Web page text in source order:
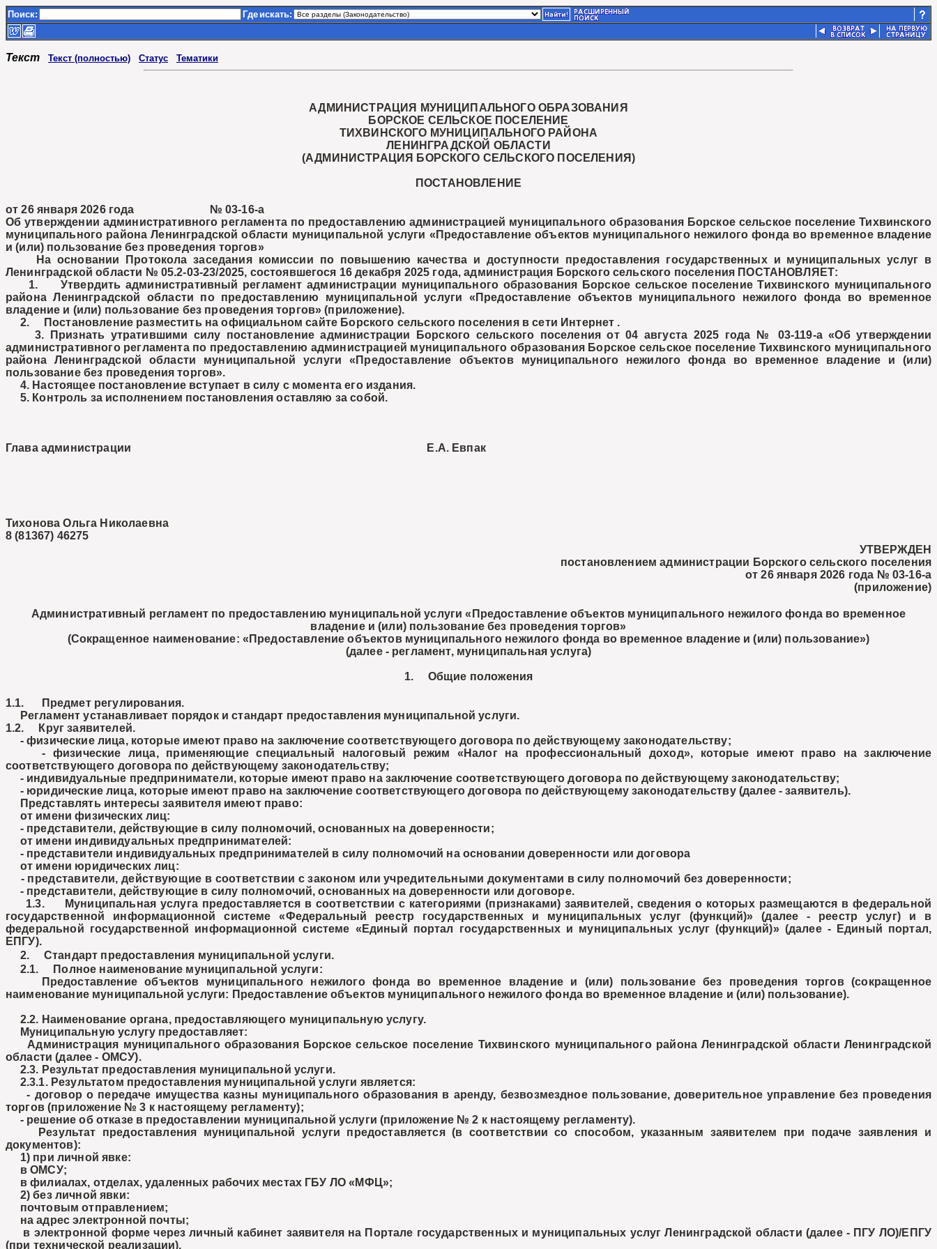
Поиск: Где искать:
Текст Текст (полностью) Статус Тематики
АДМИНИСТРАЦИЯ МУНИЦИПАЛЬНОГО ОБРАЗОВАНИЯ
БОРСКОЕ СЕЛЬСКОЕ ПОСЕЛЕНИЕ
ТИХВИНСКОГО МУНИЦИПАЛЬНОГО РАЙОНА
ЛЕНИНГРАДСКОЙ ОБЛАСТИ
(АДМИНИСТРАЦИЯ БОРСКОГО СЕЛЬСКОГО ПОСЕЛЕНИЯ)
ПОСТАНОВЛЕНИЕ
от 26 января 2026 года № 03-16-а
Об утверждении административного регламента по предоставлению администрацией муниципального образования Борское сельское поселение Тихвинского
муниципального района Ленинградской области муниципальной услуги «Предоставление объектов муниципального нежилого фонда во временное владение
и (или) пользование без проведения торгов»
На основании Протокола заседания комиссии по повышению качества и доступности предоставления государственных и муниципальных услуг в
Ленинградской области № 05.2-03-23/2025, состоявшегося 16 декабря 2025 года, администрация Борского сельского поселения ПОСТАНОВЛЯЕТ:
1. Утвердить административный регламент администрации муниципального образования Борское сельское поселение Тихвинского муниципального
района Ленинградской области по предоставлению муниципальной услуги «Предоставление объектов муниципального нежилого фонда во временное
владение и (или) пользование без проведения торгов» (приложение).
2. Постановление разместить на официальном сайте Борского сельского поселения в сети Интернет .
3. Признать утратившими силу постановление администрации Борского сельского поселения от 04 августа 2025 года № 03-119-а «Об утверждении
административного регламента по предоставлению администрацией муниципального образования Борское сельское поселение Тихвинского муниципального
района Ленинградской области муниципальной услуги «Предоставление объектов муниципального нежилого фонда во временное владение и (или)
пользование без проведения торгов».
4. Настоящее постановление вступает в силу с момента его издания.
5. Контроль за исполнением постановления оставляю за собой.
Глава администрации Е.А. Евпак
Тихонова Ольга Николаевна
8 (81367) 46275
УТВЕРЖДЕН
постановлением администрации Борского сельского поселения
от 26 января 2026 года № 03-16-а
(приложение)
Административный регламент по предоставлению муниципальной услуги «Предоставление объектов муниципального нежилого фонда во временное
владение и (или) пользование без проведения торгов»
(Сокращенное наименование: «Предоставление объектов муниципального нежилого фонда во временное владение и (или) пользование»)
(далее - регламент, муниципальная услуга)
1. Общие положения
1.1. Предмет регулирования.
Регламент устанавливает порядок и стандарт предоставления муниципальной услуги.
1.2. Круг заявителей.
- физические лица, которые имеют право на заключение соответствующего договора по действующему законодательству;
- физические лица, применяющие специальный налоговый режим «Налог на профессиональный доход», которые имеют право на заключение
соответствующего договора по действующему законодательству;
- индивидуальные предприниматели, которые имеют право на заключение соответствующего договора по действующему законодательству;
- юридические лица, которые имеют право на заключение соответствующего договора по действующему законодательству (далее - заявитель).
Представлять интересы заявителя имеют право:
от имени физических лиц:
- представители, действующие в силу полномочий, основанных на доверенности;
от имени индивидуальных предпринимателей:
- представители индивидуальных предпринимателей в силу полномочий на основании доверенности или договора
от имени юридических лиц:
- представители, действующие в соответствии с законом или учредительными документами в силу полномочий без доверенности;
- представители, действующие в силу полномочий, основанных на доверенности или договоре.
1.3. Муниципальная услуга предоставляется в соответствии с категориями (признаками) заявителей, сведения о которых размещаются в федеральной
государственной информационной системе «Федеральный реестр государственных и муниципальных услуг (функций)» (далее - реестр услуг) и в
федеральной государственной информационной системе «Единый портал государственных и муниципальных услуг (функций)» (далее - Единый портал,
ЕПГУ).
2. Стандарт предоставления муниципальной услуги.
2.1. Полное наименование муниципальной услуги:
Предоставление объектов муниципального нежилого фонда во временное владение и (или) пользование без проведения торгов (сокращенное
наименование муниципальной услуги: Предоставление объектов муниципального нежилого фонда во временное владение и (или) пользование).
2.2. Наименование органа, предоставляющего муниципальную услугу.
Муниципальную услугу предоставляет:
Администрация муниципального образования Борское сельское поселение Тихвинского муниципального района Ленинградской области Ленинградской
области (далее - ОМСУ).
2.3. Результат предоставления муниципальной услуги.
2.3.1. Результатом предоставления муниципальной услуги является:
- договор о передаче имущества казны муниципального образования в аренду, безвозмездное пользование, доверительное управление без проведения
торгов (приложение № 3 к настоящему регламенту);
- решение об отказе в предоставлении муниципальной услуги (приложение № 2 к настоящему регламенту).
Результат предоставления муниципальной услуги предоставляется (в соответствии со способом, указанным заявителем при подаче заявления и
документов):
1) при личной явке:
в ОМСУ;
в филиалах, отделах, удаленных рабочих местах ГБУ ЛО «МФЦ»;
2) без личной явки:
почтовым отправлением;
на адрес электронной почты;
в электронной форме через личный кабинет заявителя на Портале государственных и муниципальных услуг Ленинградской области (далее - ПГУ ЛО)/ЕПГУ
(при технической реализации).